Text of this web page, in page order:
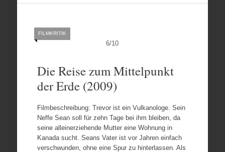
6/10
FILMKRITIK
Die Reise zum Mittelpunkt
der Erde (2009)
Filmbeschreibung: Trevor ist ein Vulkanologe. Sein
Neffe Sean soll für zehn Tage bei ihm bleiben, da
seine alleinerziehende Mutter eine Wohnung in
Kanada sucht. Seans Vater ist vor Jahren einfach
verschwunden, ohne eine Spur zu hinterlassen. Als